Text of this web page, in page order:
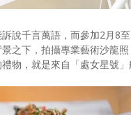
說千言萬語，而參加2月8
之下，拍攝專業藝術沙龍
物，就是來自「處女星號」